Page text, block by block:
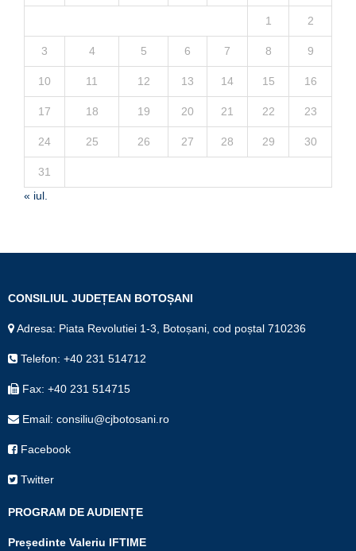
1 2
3 4 5 6 7 8 9
10 11 12 13 14 15 16
17 18 19 20 21 22 23
24 25 26 27 28 29 30
31
« iul.
CONSILIUL JUDEȚEAN BOTOȘANI
Adresa: Piata Revolutiei 1-3, Botoșani, cod poștal 710236
Telefon: +40 231 514712
Fax: +40 231 514715
Email: consiliu@cjbotosani.ro
Facebook
Twitter
PROGRAM DE AUDIENȚE
Președinte Valeriu IFTIME